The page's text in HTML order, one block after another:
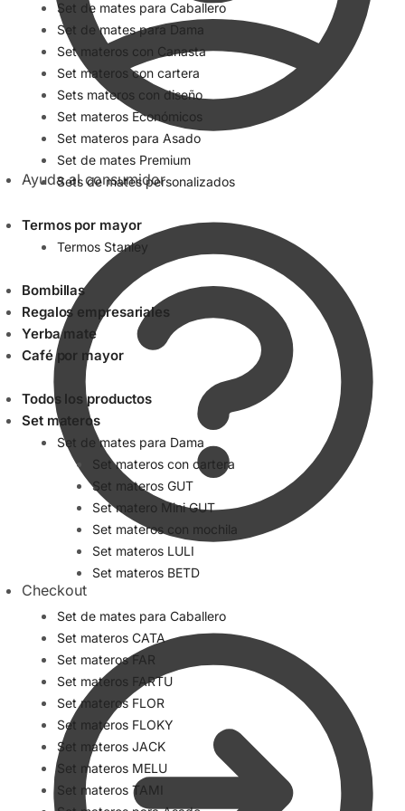
Ayuda al consumidor
Checkout
Set de mates para Caballero
Set de mates para Dama
Set materos con Canasta
Set materos con cartera
Sets materos con diseño
Set materos Económicos
Set materos para Asado
Set de mates Premium
Sets de mates personalizados
Termos por mayor
Termos Stanley
Bombillas
Regalos empresariales
Yerba mate
Café por mayor
Todos los productos
Set materos
Set de mates para Dama
Set materos con cartera
Set materos GUT
Set matero Mini GUT
Set materos con mochila
Set materos LULI
Set materos BETD
Set de mates para Caballero
Set materos CATA
Set materos FAR
Set materos FARTU
Set materos FLOR
Set materos FLOKY
Set materos JACK
Set materos MELU
Set materos TAMI